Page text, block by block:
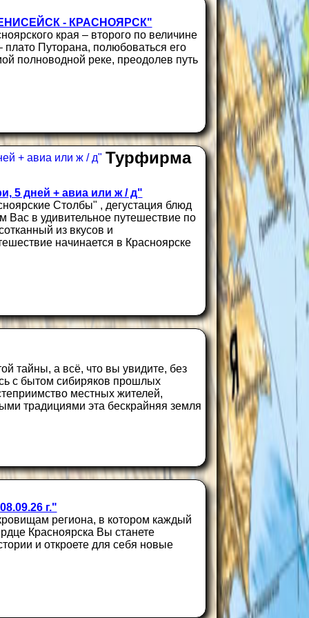
- КРАСНОЯРСК"
края – второго по величине
Путорана, полюбоваться его
полноводной реке, преодолев путь
Турфирма
5 дней + авиа или ж / д"
Столбы" , дегустация блюд
в удивительное путешествие по
из вкусов и
начинается в Красноярске
тайны, а всё, что вы увидите, без
с бытом сибиряков прошлых
местных жителей,
традициями эта бескрайняя земля
г."
региона, в котором каждый
Красноярска Вы станете
и откроете для себя новые